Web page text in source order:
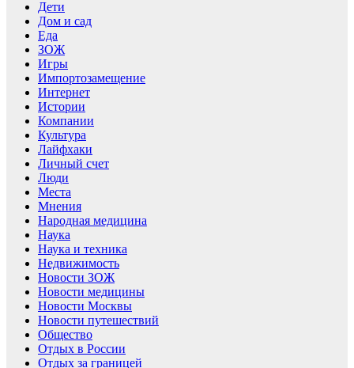
Дети
Дом и сад
Еда
ЗОЖ
Игры
Импортозамещение
Интернет
Истории
Компании
Культура
Лайфхаки
Личный счет
Люди
Места
Мнения
Народная медицина
Наука
Наука и техника
Недвижимость
Новости ЗОЖ
Новости медицины
Новости Москвы
Новости путешествий
Общество
Отдых в России
Отдых за границей